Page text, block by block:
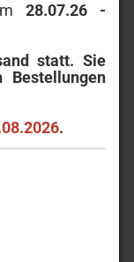
28.07.26 -
statt. Sie
Bestellungen
.
Bei der